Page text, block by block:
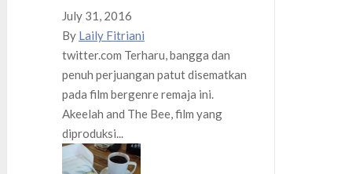
July 31, 2016
By Laily Fitriani
twitter.com Terharu, bangga dan
penuh perjuangan patut disematkan
pada film bergenre remaja ini.
Akeelah and The Bee, film yang
diproduksi...